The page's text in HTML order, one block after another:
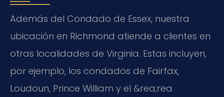
Además del Condado de Essex, nuestra
ubicación en Richmond atiende a clientes en
otras localidades de Virginia. Estas incluyen,
por ejemplo, los condados de Fairfax,
Loudoun, Prince William y el &rea;rea